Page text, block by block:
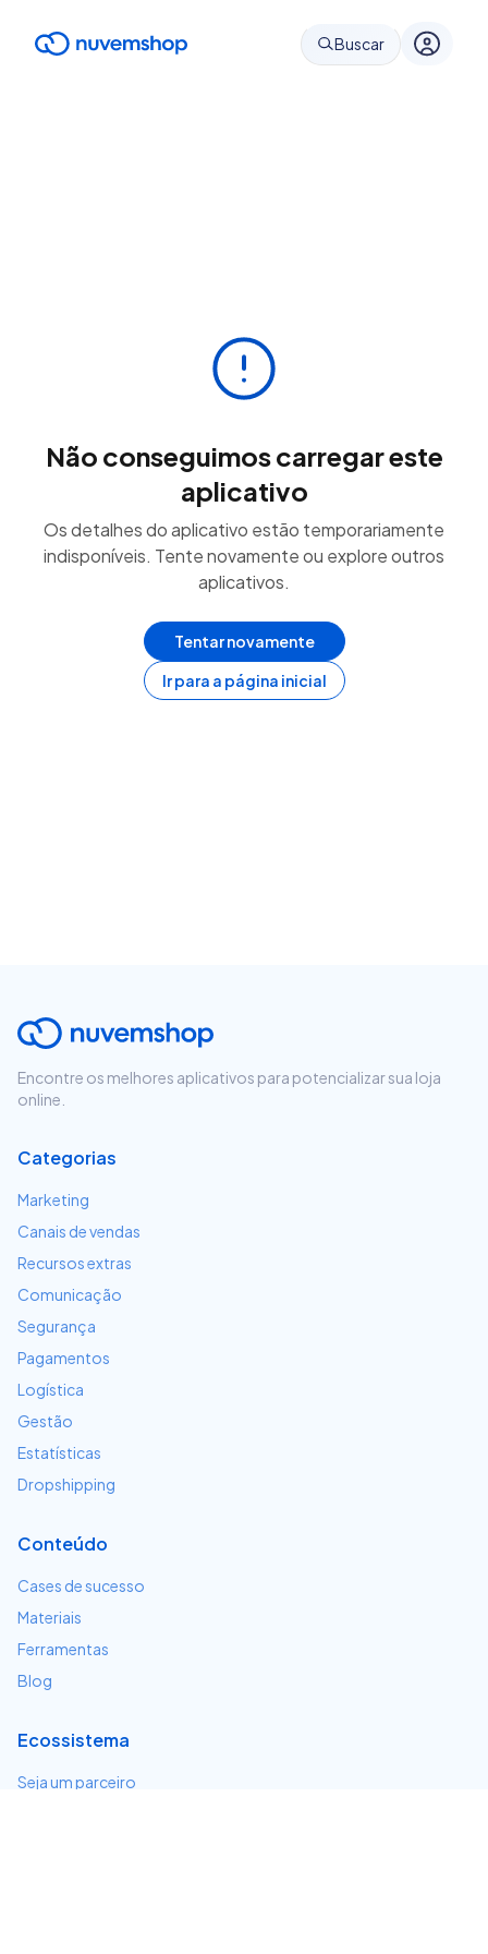
Buscar
Não conseguimos carregar este
aplicativo
Os detalhes do aplicativo estão temporariamente
indisponíveis. Tente novamente ou explore outros
aplicativos.
Tentar novamente
Ir para a página inicial
Encontre os melhores aplicativos para potencializar sua loja
online.
Categorias
Marketing
Canais de vendas
Recursos extras
Comunicação
Segurança
Pagamentos
Logística
Gestão
Estatísticas
Dropshipping
Conteúdo
Cases de sucesso
Materiais
Ferramentas
Blog
Ecossistema
Seja um parceiro